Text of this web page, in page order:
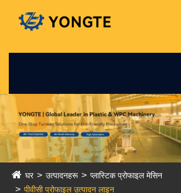
घर उत्पादनहरू
प्लास्टिक प्रोफाइल मेसिन
पीवीसी प्रोफाइल उत्पादन लाइन